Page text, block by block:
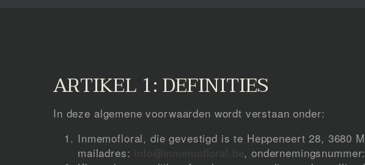
ARTIKEL 1: DEFINITIES
In deze algemene voorwaarden wordt verstaan onder:
Inmemofloral, die gevestigd is te Heppeneert 28, 3680
mailadres:
,